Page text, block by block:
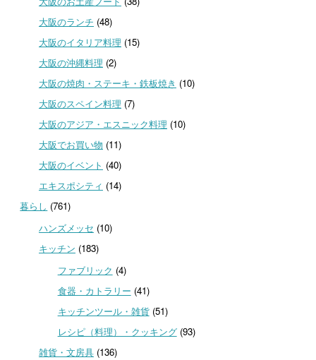
大阪のランチ (48)
大阪のイタリア料理 (15)
大阪の沖縄料理 (2)
大阪の焼肉・ステーキ・鉄板焼き (10)
大阪のスペイン料理 (7)
大阪のアジア・エスニック料理 (10)
大阪でお買い物 (11)
大阪のイベント (40)
エキスポシティ (14)
暮らし (761)
ハンズメッセ (10)
キッチン (183)
ファブリック (4)
食器・カトラリー (41)
キッチンツール・雑貨(51)
レシピ（料理）・クッキング(93)
雑貨・文房具(136)